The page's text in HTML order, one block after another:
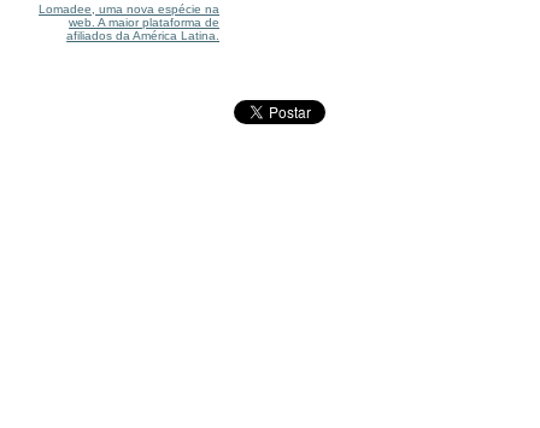
Lomadee, uma nova espécie na
web. A maior plataforma de
afiliados da América Latina.